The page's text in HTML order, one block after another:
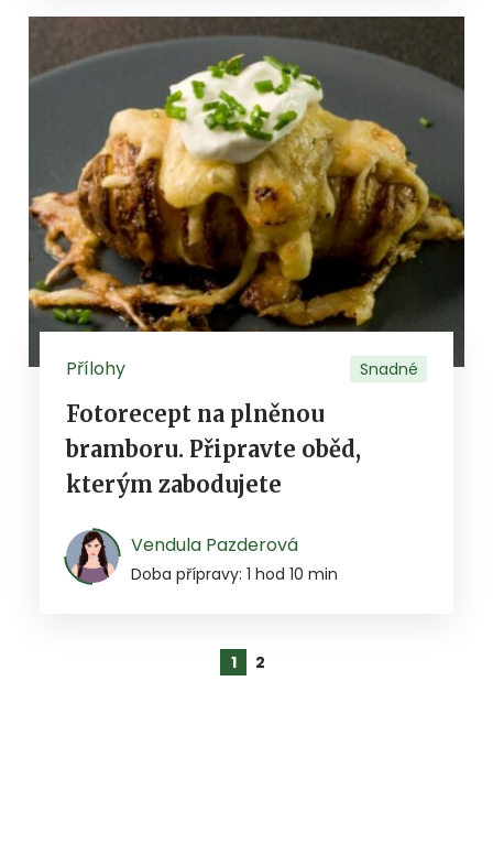
Přílohy Snadné
Fotorecept na plněnou
bramboru. Připravte oběd,
kterým zabodujete
Vendula Pazderová
Doba přípravy: 1 hod 10 min
1 2